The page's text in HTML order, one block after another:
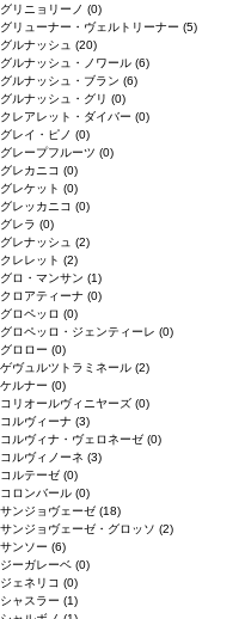
グリニョリーノ (0)
グリューナー・ヴェルトリーナー (5)
グルナッシュ (20)
グルナッシュ・ノワール (6)
グルナッシュ・ブラン (6)
グルナッシュ・グリ (0)
クレアレット・ダイバー (0)
グレイ・ピノ (0)
グレープフルーツ (0)
グレカニコ (0)
グレケット (0)
グレッカニコ (0)
グレラ (0)
グレナッシュ (2)
クレレット (2)
グロ・マンサン (1)
クロアティーナ (0)
グロペッロ (0)
グロペッロ・ジェンティーレ (0)
グロロー (0)
ゲヴュルツトラミネール (2)
ケルナー (0)
コリオールヴィニヤーズ (0)
コルヴィーナ (3)
コルヴィナ・ヴェロネーゼ (0)
コルヴィノーネ (3)
コルテーゼ (0)
コロンバール (0)
サンジョヴェーゼ (18)
サンジョヴェーゼ・グロッソ (2)
サンソー (6)
ジーガレーベ (0)
ジェネリコ (0)
シャスラー (1)